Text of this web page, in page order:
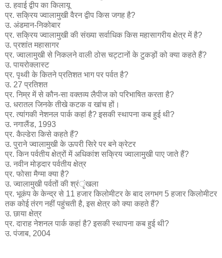
उ. हवाई द्वीप का किलायू
प्र. सक्रिय ज्वालामुखी वैरन द्वीप किस जगह है?
उ. अंडमान-निकोबार
प्र. सक्रिय ज्वालामुखी की संख्या सर्वाधिक किस महासागरीय क्षेत्र में है?
उ. प्रशांत महासागर
प्र. ज्वालामुखी से निकलने वाली ठोस चट्टानों के टुकड़ों को क्या कहते हैं?
उ. पायरोक्लास्ट
प्र. पृथ्वी के कितने प्रतिशत भाग पर पर्वत है?
उ. 27 प्रतिशत
प्र. निम्र में से कौन-सा वक्तव्य लैपीज को परिभाषित करता है?
उ. धरातल जिनके तीखे कटक व खांच हों।
प्र. त्यांगकी नेशनल पार्क कहां है? इसकी स्थापना कब हुई थी?
उ. नगालैंड, 1993
प्र. कैल्डेरा किसे कहते हैं?
उ. पुराने ज्वालामुखी के ऊपरी सिरे पर बने क्रेटर
प्र. किन पर्वतीय क्षेत्रों में अधिकांश सक्रिय ज्वालामुखी पाए जाते हैं?
उ. नवीन मोड़दार पर्वतीय क्षेत्र
प्र. फोसा मैग्मा क्या है?
उ. ज्वालामुखी पर्वतों की श्रंृंखला
प्र. भूकंप के केन्द्र से 11 हजार किलोमीटर के बाद लगभग 5 हजार किलोमीटर
तक कोई तंरग नहीं पहुंचती है, इस क्षेत्र को क्या कहते हैं?
उ. छाया क्षेत्र
प्र. दाराह नेशनल पार्क कहां है? इसकी स्थापना कब हुई थी?
उ. पंजाब, 2004